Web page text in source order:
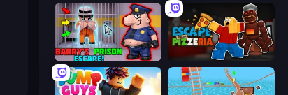
Barry's Prison Escape! Escape From Pizzeria